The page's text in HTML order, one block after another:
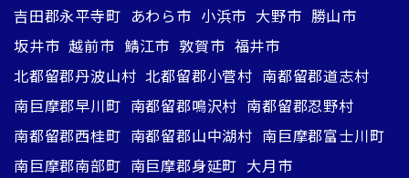
吉田郡永平寺町 あわら市 小浜市 大野市 勝山市
坂井市 越前市 鯖江市 敦賀市 福井市
北都留郡丹波山村 北都留郡小菅村 南都留郡道志村
南巨摩郡早川町 南都留郡鳴沢村 南都留郡忍野村
南都留郡西桂町 南都留郡山中湖村 南巨摩郡富士川町
南巨摩郡南部町 南巨摩郡身延町 大月市